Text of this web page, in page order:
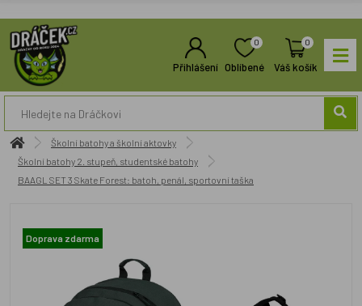
Přihlášení
0
Oblíbené
0
Váš košík
Školní batohy a školní aktovky
Školní batohy 2. stupeň, studentské batohy
BAAGL SET 3 Skate Forest: batoh, penál, sportovní taška
Doprava zdarma